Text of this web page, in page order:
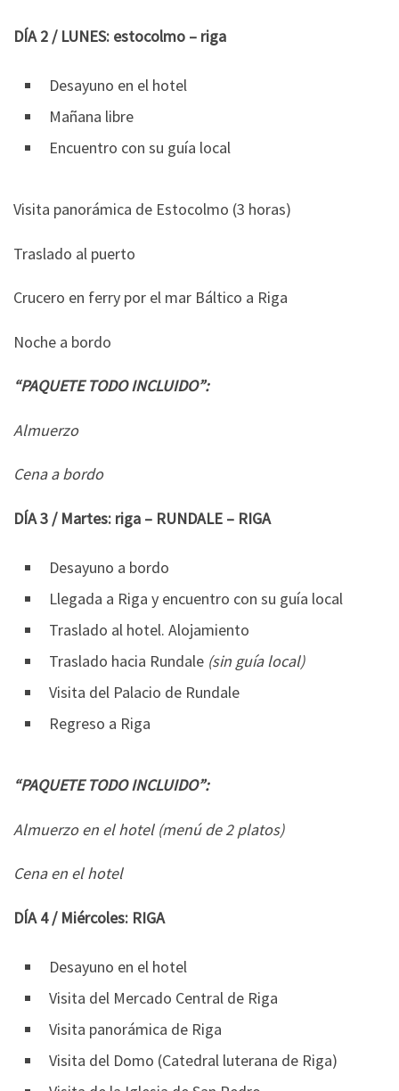
DÍA 2 / LUNES: estocolmo – riga
Desayuno en el hotel
Mañana libre
Encuentro con su guía local
Visita panorámica de Estocolmo (3 horas)
Traslado al puerto
Crucero en ferry por el mar Báltico a Riga
Noche a bordo
“PAQUETE TODO INCLUIDO”:
Almuerzo
Cena a bordo
DÍA 3 / Martes: riga – RUNDALE – RIGA
Desayuno a bordo
Llegada a Riga y encuentro con su guía local
Traslado al hotel. Alojamiento
Traslado hacia Rundale (sin guía local)
Visita del Palacio de Rundale
Regreso a Riga
“PAQUETE TODO INCLUIDO”:
Almuerzo en el hotel (menú de 2 platos)
Cena en el hotel
DÍA 4 / Miércoles: RIGA
Desayuno en el hotel
Visita del Mercado Central de Riga
Visita panorámica de Riga
Visita del Domo (Catedral luterana de Riga)